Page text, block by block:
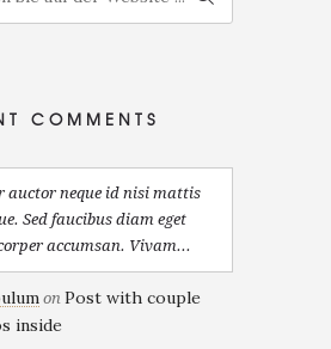
COMMENTS
auctor neque id nisi mattis
Sed faucibus diam eget
accumsan. Vivam...
on Post with couple
inside